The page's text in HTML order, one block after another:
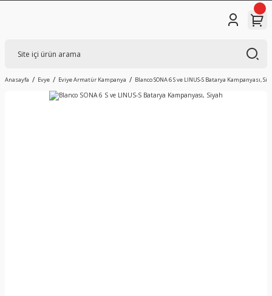
Anasayfa Evye Eviye Armatür Kampanya Blanco SONA 6 S ve LINUS-S Batarya Kampanyası,